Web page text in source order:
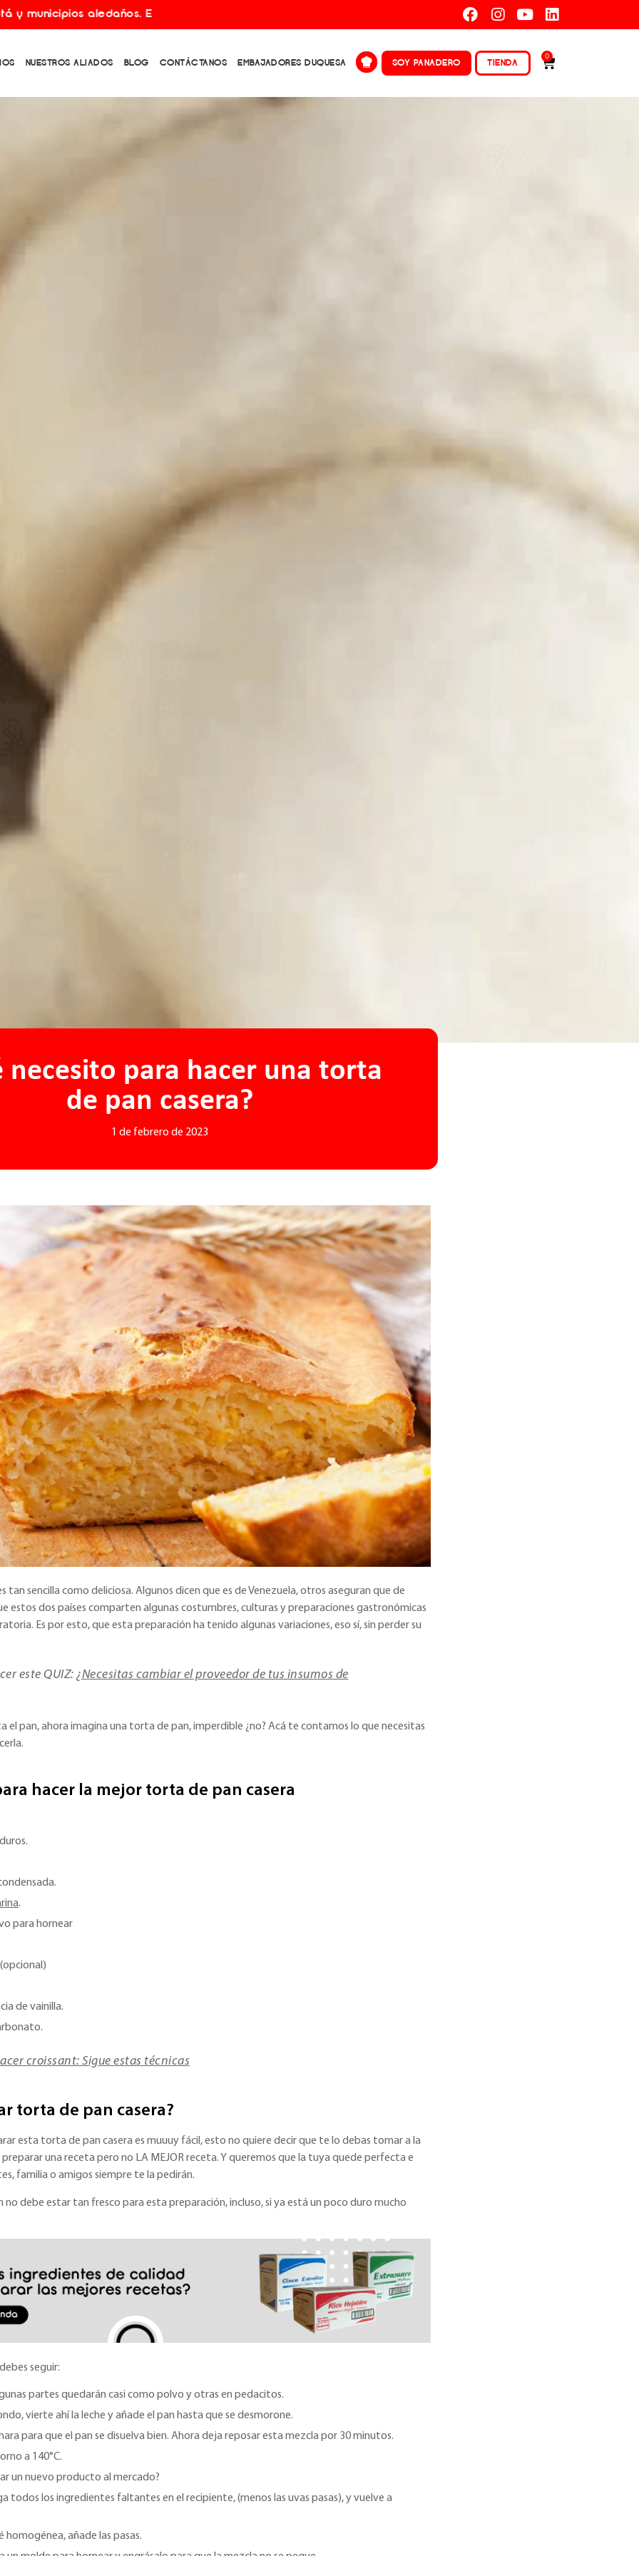
Envíos gratis por compras superiores a $150.000.
NUESTROS ALIADOS BLOG CONTÁCTANOS EMBAJADORES DUQUESA SOY PANADERO TIENDA
0
necesito para hacer una torta
de pan casera?
1 de febrero de 2023
tan sencilla como deliciosa. Algunos dicen que es de Venezuela, otros aseguran que de
estos dos países comparten algunas costumbres, culturas y preparaciones gastronómicas
Es por esto, que esta preparación ha tenido algunas variaciones, eso sí, sin perder su
este QUIZ: ¿Necesitas cambiar el proveedor de tus insumos de
el pan, ahora imagina una torta de pan, imperdible ¿no? Acá te contamos lo que necesitas
hacer la mejor torta de pan casera
.
para hornear
de vainilla.
croissant: Sigue estas técnicas
torta de pan casera?
esta torta de pan casera es muuuy fácil, esto no quiere decir que te lo debas tomar a la
una receta pero no LA MEJOR receta. Y queremos que la tuya quede perfecta e
familia o amigos siempre te la pedirán.
no debe estar tan fresco para esta preparación, incluso, si ya está un poco duro mucho
seguir:
partes quedarán casi como polvo y otras en pedacitos.
vierte ahí la leche y añade el pan hasta que se desmorone.
para que el pan se disuelva bien. Ahora deja reposar esta mezcla por 30 minutos.
a 140°C.
un nuevo producto al mercado?
todos los ingredientes faltantes en el recipiente, (menos las uvas pasas), y vuelve a
homogénea, añade las pasas.